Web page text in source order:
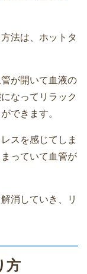
法は、ホットタ
が開いて血液の
なってリラック
できます。
スを感じてしま
っていて血管が
消していき、リ
方